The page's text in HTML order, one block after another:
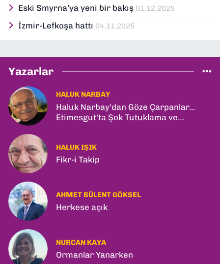
Eski Smyrna’ya yeni bir bakış 01.12.2025
İzmir-Lefkoşa hattı 04.11.2025
Yazarlar
HALUK NARBAY
Haluk Narbay'dan Göze Çarpanlar...
Etimesgut'ta Şok Tutuklama ve
HALUK IŞIK
Fikr-i Takip
AHMET BÜLENT GÖKSEL
Herkese açık
NURCAN KAYA
Ormanlar Yanarken